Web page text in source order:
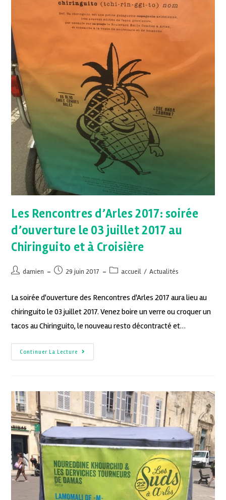
Les Rencontres d’Arles 2017: soirée
d’ouverture le 03 juillet 2017 au
Chiringuito et à Croisière
damien 29 juin 2017 accueil / Actualités
La soirée d'ouverture des Rencontres d'Arles 2017 aura lieu au
chiringuito le 03 juillet 2017. Venez boire un verre ou croquer un
tacos au Chiringuito, le nouveau resto décontracté et…
Continuer La Lecture